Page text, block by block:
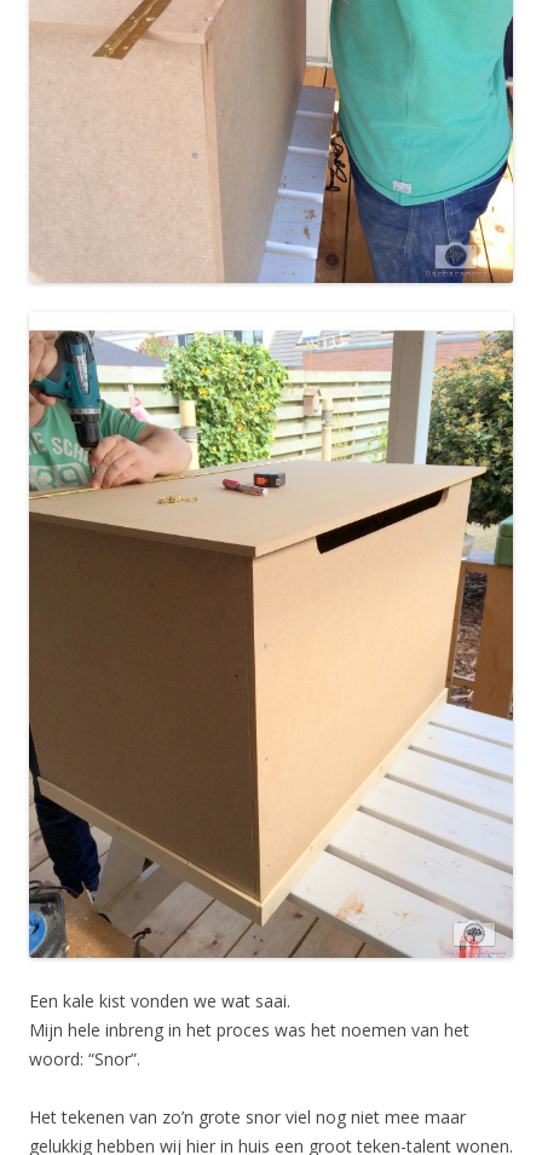
Een kale kist vonden we wat saai.
Mijn hele inbreng in het proces was het noemen van het
woord: “Snor”.
Het tekenen van zo’n grote snor viel nog niet mee maar
gelukkig hebben wij hier in huis een groot teken-talent wonen.